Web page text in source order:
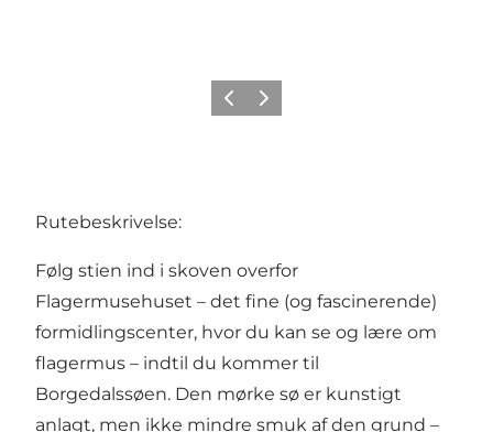
ForrigeNæste
Rutebeskrivelse:
Følg stien ind i skoven overfor
Flagermusehuset – det fine (og fascinerende)
formidlingscenter, hvor du kan se og lære om
flagermus – indtil du kommer til
Borgedalssøen. Den mørke sø er kunstigt
anlagt, men ikke mindre smuk af den grund –